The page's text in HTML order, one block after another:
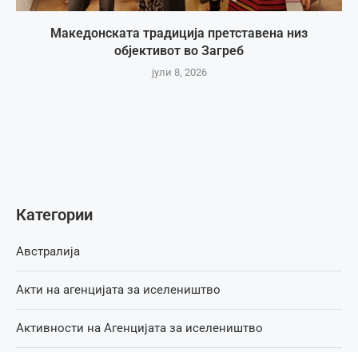
Македонската традиција претставена низ
објективот во Загреб
јули 8, 2026
Категории
Австралија
Акти на агенцијата за иселеништво
Активности на Агенцијата за иселеништво